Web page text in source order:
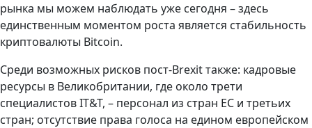
рынка мы можем наблюдать уже сегодня – здесь
единственным моментом роста является стабильность
криптовалюты Bitcoin.
Среди возможных рисков пост-Brexit также: кадровые
ресурсы в Великобритании, где около трети
специалистов IT&T, – персонал из стран ЕС и третьих
стран; отсутствие права голоса на едином европейском